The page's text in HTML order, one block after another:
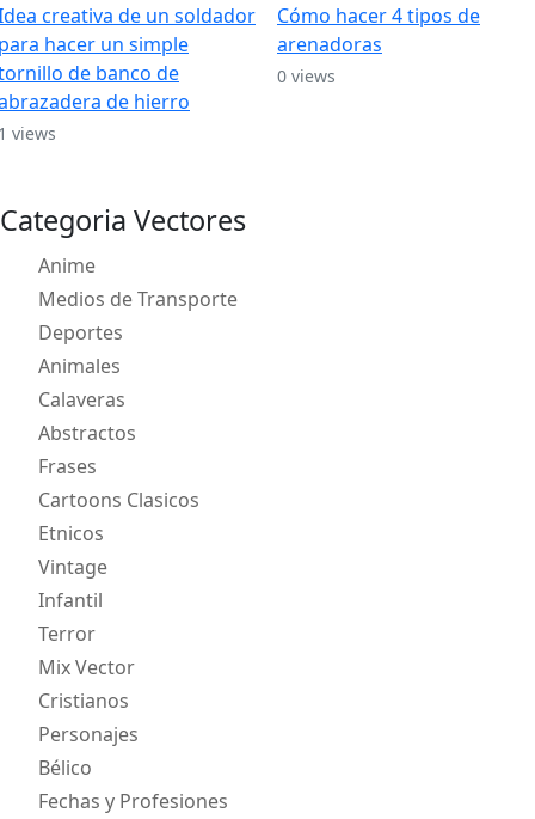
creativa de un soldador
hacer un simple
de banco de
de hierro
views
Cómo hacer 4 tipos de
arenadoras
0 views
Categoria Vectores
Anime
Medios de Transporte
Deportes
Animales
Calaveras
Abstractos
Frases
Cartoons Clasicos
Etnicos
Vintage
Infantil
Terror
Mix Vector
Cristianos
Personajes
Bélico
Fechas y Profesiones